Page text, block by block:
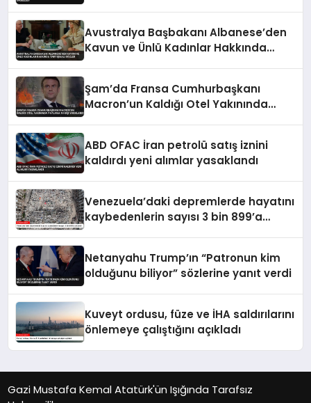
Avustralya Başbakanı Albanese’den
Kavun ve Ünlü Kadınlar Hakkında
Şam’da Fransa Cumhurbaşkanı
Macron’un Kaldığı Otel Yakınında
ABD OFAC İran petrolü satış iznini
kaldırdı yeni alımlar yasaklandı
Venezuela’daki depremlerde hayatını
kaybedenlerin sayısı 3 bin 899’a
Netanyahu Trump’ın “Patronun kim
olduğunu biliyor” sözlerine yanıt verdi
Kuveyt ordusu, füze ve İHA saldırılarını
önlemeye çalıştığını açıkladı
Gazi Mustafa Kemal Atatürk'ün Işığında Tarafsız